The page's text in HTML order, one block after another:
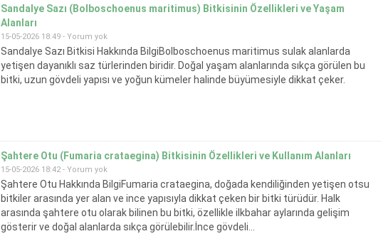
Sandalye Sazı (Bolboschoenus maritimus) Bitkisinin Özellikleri ve Yaşam
Alanları
15-05-2026 18:49 - Yorum yok
Sandalye Sazı Bitkisi Hakkında BilgiBolboschoenus maritimus sulak alanlarda
yetişen dayanıklı saz türlerinden biridir. Doğal yaşam alanlarında sıkça görülen bu
bitki, uzun gövdeli yapısı ve yoğun kümeler halinde büyümesiyle dikkat çeker.
Şahtere Otu (Fumaria crataegina) Bitkisinin Özellikleri ve Kullanım Alanları
15-05-2026 18:42 - Yorum yok
Şahtere Otu Hakkında BilgiFumaria crataegina, doğada kendiliğinden yetişen otsu
bitkiler arasında yer alan ve ince yapısıyla dikkat çeken bir bitki türüdür. Halk
arasında şahtere otu olarak bilinen bu bitki, özellikle ilkbahar aylarında gelişim
gösterir ve doğal alanlarda sıkça görülebilir.İnce gövdeli...